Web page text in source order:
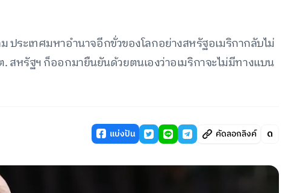
ระเทศมหาอำนาจอีกขั่วของโลกอย่างสหรัฐอเมริกากลับไม่
. สหรัฐฯ ก็ออกมายืนยันด้วยตนเองว่าอเมริกาจะไม่มีทางแบน
แบ่งปัน คัดลอกลิงค์